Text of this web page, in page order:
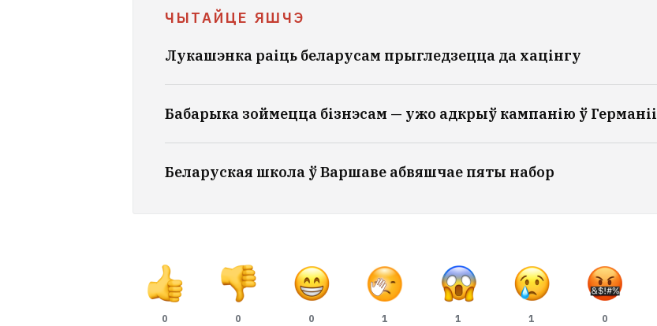
ЧЫТАЙЦЕ ЯШЧЭ
Лукашэнка раіць беларусам прыгледзецца да хацінгу
Бабарыка зоймецца бізнэсам — ужо адкрыў кампанію ў Германіі
Беларуская школа ў Варшаве абвяшчае пяты набор
0 0 0 1 1 1 0